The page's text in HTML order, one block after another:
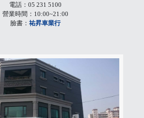
電話：05 231 5100
營業時間：10:00~21:00
臉書： 祐昇車業行